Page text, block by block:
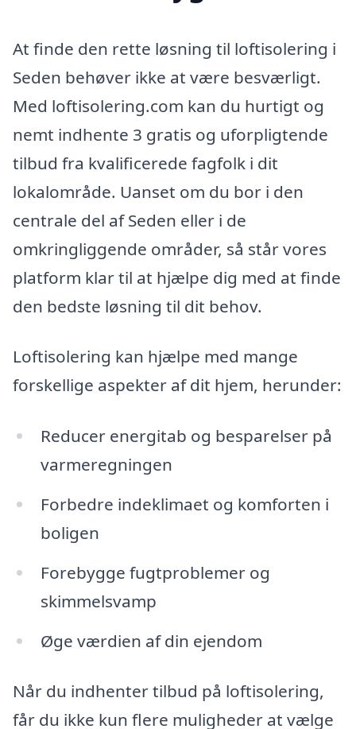
At finde den rette løsning til loftisolering i
Seden behøver ikke at være besværligt.
Med loftisolering.com kan du hurtigt og
nemt indhente 3 gratis og uforpligtende
tilbud fra kvalificerede fagfolk i dit
lokalområde. Uanset om du bor i den
centrale del af Seden eller i de
omkringliggende områder, så står vores
platform klar til at hjælpe dig med at finde
den bedste løsning til dit behov.
Loftisolering kan hjælpe med mange
forskellige aspekter af dit hjem, herunder:
Reducer energitab og besparelser på
varmeregningen
Forbedre indeklimaet og komforten i
boligen
Forebygge fugtproblemer og
skimmelsvamp
Øge værdien af din ejendom
Når du indhenter tilbud på loftisolering,
får du ikke kun flere muligheder at vælge